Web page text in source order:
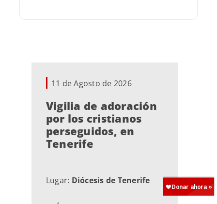
11 de Agosto de 2026
Vigilia de adoración
por los cristianos
perseguidos, en
Tenerife
Lugar: Diócesis de Tenerife